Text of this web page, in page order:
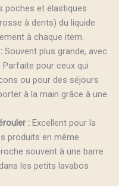
poches et élastiques
à dents) du liquide
à chaque item.
Souvent plus grande, avec
pour ceux qui
ou pour des séjours
à la main grâce à une
: Excellent pour la
produits en même
souvent à une barre
les petits lavabos